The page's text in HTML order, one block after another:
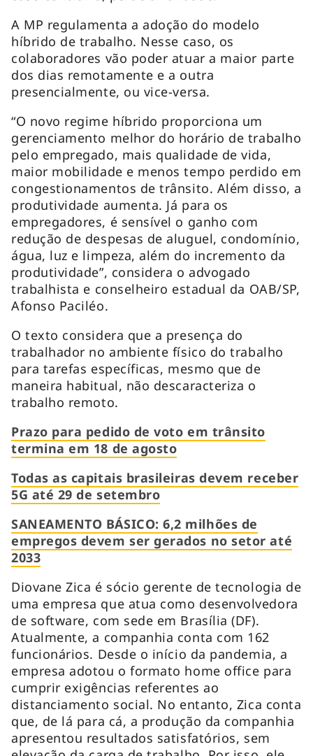
A MP regulamenta a adoção do modelo
híbrido de trabalho. Nesse caso, os
colaboradores vão poder atuar a maior parte
dos dias remotamente e a outra
presencialmente, ou vice-versa.
“O novo regime híbrido proporciona um
gerenciamento melhor do horário de trabalho
pelo empregado, mais qualidade de vida,
maior mobilidade e menos tempo perdido em
congestionamentos de trânsito. Além disso, a
produtividade aumenta. Já para os
empregadores, é sensível o ganho com
redução de despesas de aluguel, condomínio,
água, luz e limpeza, além do incremento da
produtividade”, considera o advogado
trabalhista e conselheiro estadual da OAB/SP,
Afonso Paciléo.
O texto considera que a presença do
trabalhador no ambiente físico do trabalho
para tarefas específicas, mesmo que de
maneira habitual, não descaracteriza o
trabalho remoto.
Prazo para pedido de voto em trânsito
termina em 18 de agosto
Todas as capitais brasileiras devem receber
5G até 29 de setembro
SANEAMENTO BÁSICO: 6,2 milhões de
empregos devem ser gerados no setor até
2033
Diovane Zica é sócio gerente de tecnologia de
uma empresa que atua como desenvolvedora
de software, com sede em Brasília (DF).
Atualmente, a companhia conta com 162
funcionários. Desde o início da pandemia, a
empresa adotou o formato home office para
cumprir exigências referentes ao
distanciamento social. No entanto, Zica conta
que, de lá para cá, a produção da companhia
apresentou resultados satisfatórios, sem